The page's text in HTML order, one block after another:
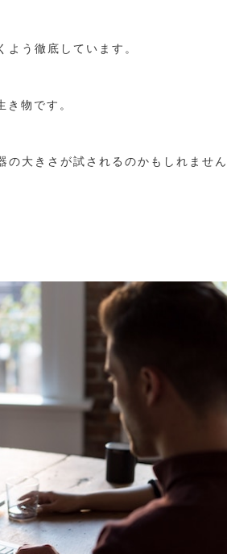
う徹底しています。
物です。
の大きさが試されるのかもしれません